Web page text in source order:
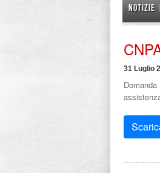
NOTIZIE
31 Luglio